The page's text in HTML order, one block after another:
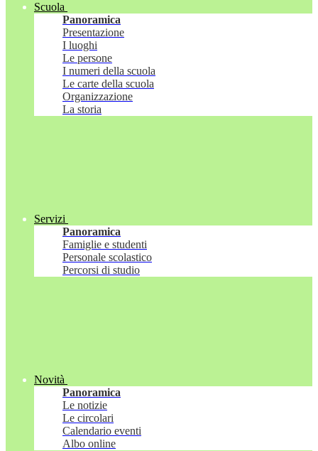
Scuola
Panoramica
Presentazione
I luoghi
Le persone
I numeri della scuola
Le carte della scuola
Organizzazione
La storia
Servizi
Panoramica
Famiglie e studenti
Personale scolastico
Percorsi di studio
Novità
Panoramica
Le notizie
Le circolari
Calendario eventi
Albo online